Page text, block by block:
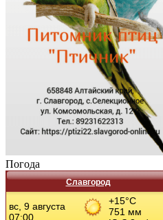
Погода
Славгород